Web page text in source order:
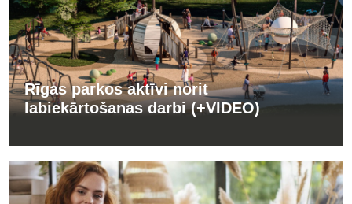
Rīgas parkos aktīvi norit
labiekārtošanas darbi (+VIDEO)